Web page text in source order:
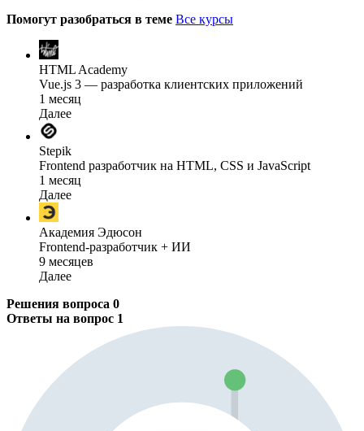
Помогут разобраться в теме Все курсы
HTML Academy
Vue.js 3 — разработка клиентских приложений
1 месяц
Далее
Stepik
Frontend разработчик на HTML, CSS и JavaScript
1 месяц
Далее
Академия Эдюсон
Frontend-разработчик + ИИ
9 месяцев
Далее
Решения вопроса 0
Ответы на вопрос 1